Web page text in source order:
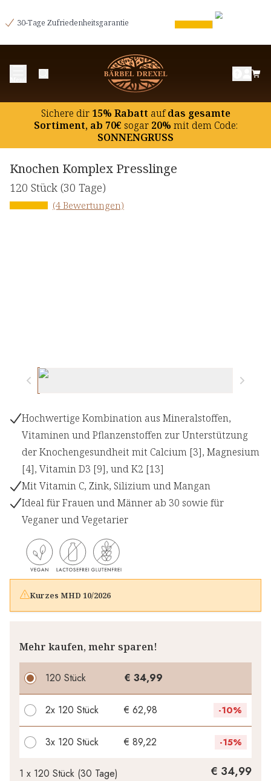
30-Tage Zufriedenheitsgarantie
Sichere dir15% Rabatt aufdas gesamte
Sortiment, ab 70€ sogar20% mit dem Code:
SONNENGRUSS
Knochen Komplex Presslinge
120 Stück (30 Tage)
(4 Bewertungen)
Hochwertige Kombination aus Mineralstoffen,
Vitaminen und Pflanzenstoffen zur Unterstützung
der Knochengesundheit mit Calcium [3], Magnesium
[4], Vitamin D3 [9], und K2 [13]
Mit Vitamin C, Zink, Silizium und Mangan
Ideal für Frauen und Männer ab 30 sowie für
Veganer und Vegetarier
Kurzes MHD 10/2026
Mehr kaufen, mehr sparen!
120 Stück € 34,99
2x 120 Stück € 62,98 -10%
3x 120 Stück € 89,22 -15%
Ihr persönlicher Rabatt
1 x 120 Stück (30 Tage)
€ 34,99